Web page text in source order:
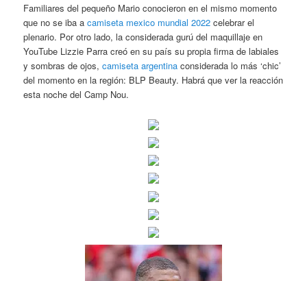
Familiares del pequeño Mario conocieron en el mismo momento
que no se iba acamiseta mexico mundial 2022 celebrar el
plenario. Por otro lado, la considerada gurú del maquillaje en
YouTube Lizzie Parra creó en su país su propia firma de labiales
y sombras de ojos,camiseta argentina considerada lo más ‘chic’
del momento en la región: BLP Beauty. Habrá que ver la reacción
esta noche del Camp Nou.